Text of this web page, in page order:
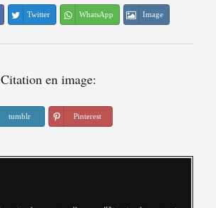
Twitter WhatsApp Image
Citation en image:
tumblr Pinterest